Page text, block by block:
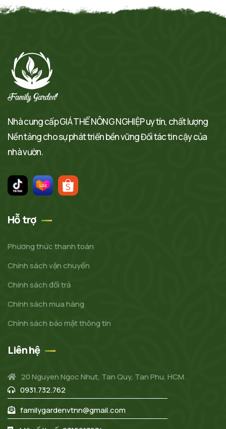
Nhà cung cấp GIÁ THỂ NÔNG NGHIỆP uy tín, chất lượng
Nền tảng cho sự phát triển bền vững Đối tác tin cậy của
nhà vườn.
Hỗ trợ
Phương thức thanh toán
Chính sách vận chuyển
Chính sách đổi trả
Chính sách mua hàng
Chính sách bảo mật thông tin
Liên hệ
20 Nguyen Ngoc Nhut, Tan Quy, Tan Phu, HCM.
0931.732.762
familygardenvtnn@gmail.com